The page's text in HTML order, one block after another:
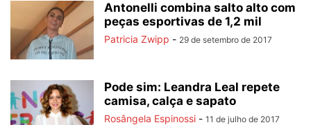
Antonelli combina salto alto com
peças esportivas de 1,2 mil
Patricia Zwipp - 29 de setembro de 2017
Pode sim: Leandra Leal repete
camisa, calça e sapato
Rosângela Espinossi - 11 de julho de 2017